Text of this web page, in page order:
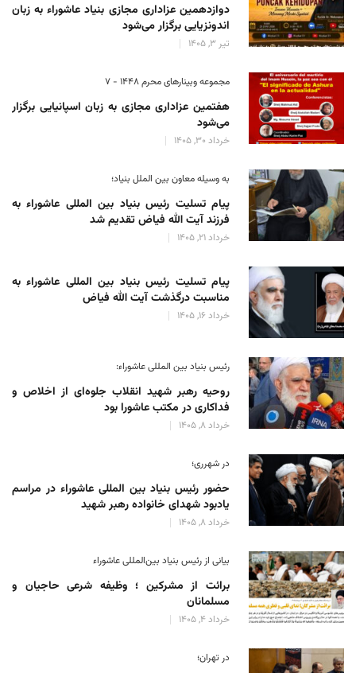
دوازدهمین عزاداری مجازی بنیاد عاشوراء به زبان
اندونزیایی برگزار می‌شود
تیر 3, 1405
مجموعه وبینارهای محرم 1448 - 7
هفتمین عزاداری مجازی به زبان اسپانیایی برگزار
می‌شود
خرداد 30, 1405
به وسیله معاون بین الملل بنیاد؛
پیام تسلیت رئیس بنیاد بین المللی عاشوراء به
فرزند آیت الله فیاض تقدیم شد
خرداد 21, 1405
پیام تسلیت رئیس بنیاد بین المللی عاشوراء به
مناسبت درگذشت آیت الله فیاض
خرداد 16, 1405
رئیس بنیاد بین المللی عاشوراء:
روحیه رهبر شهید انقلاب جلوه‌ای از اخلاص و
فداکاری در مکتب عاشورا بود
خرداد 8, 1405
در شهرری؛
حضور رئیس بنیاد بین المللی عاشوراء در مراسم
یادبود شهدای خانواده رهبر شهید
خرداد 8, 1405
بیانی از رئیس بنیاد بین‌المللی عاشوراء
برائت از مشرکین ؛ وظیفه شرعی حاجیان و
مسلمانان
خرداد 4, 1405
در تهران؛